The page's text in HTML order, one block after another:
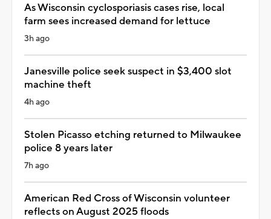
As Wisconsin cyclosporiasis cases rise, local
farm sees increased demand for lettuce
3h ago
Janesville police seek suspect in $3,400 slot
machine theft
4h ago
Stolen Picasso etching returned to Milwaukee
police 8 years later
7h ago
American Red Cross of Wisconsin volunteer
reflects on August 2025 floods